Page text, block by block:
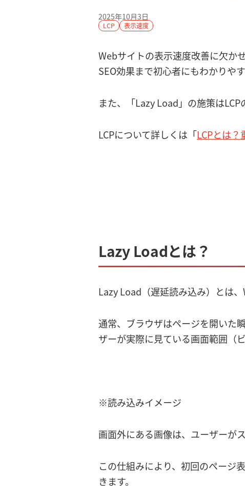
2025年10月3日
LCP 表示速度
Webサイトの表示速度改善に欠か
SEO効果まで初心者にもわかりや
また、「Lazy Load」の施策は
LCPについて詳しくは「LCPとは
Lazy Loadとは？
Lazy Load（遅延読み込み）とは
通常、ブラウザはページを開いた
ザーが実際に見ている画面範囲（
※読み込みイメージ
画面外にある画像は、ユーザーが
この仕組みにより、初回のページ
きます。